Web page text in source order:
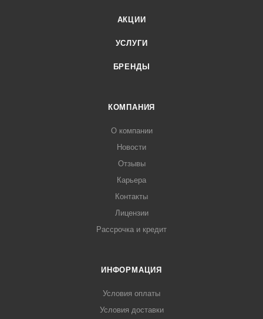
АКЦИИ
УСЛУГИ
БРЕНДЫ
КОМПАНИЯ
О компании
Новости
Отзывы
Карьера
Контакты
Лицензии
Рассрочка и кредит
ИНФОРМАЦИЯ
Условия оплаты
Условия доставки